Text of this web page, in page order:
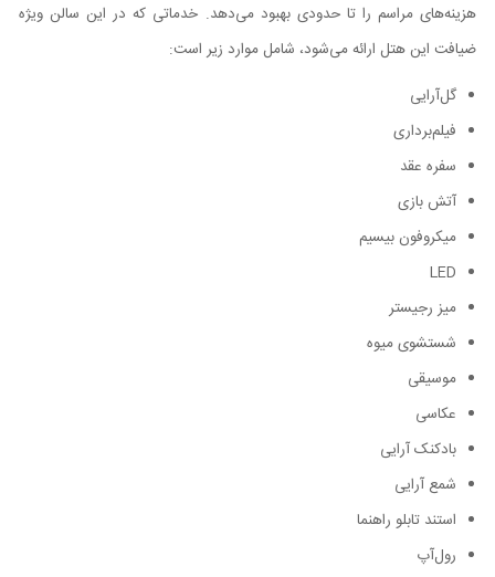
هزینه‌های مراسم را تا حدودی بهبود می‌دهد. خدماتی که در این سالن ویژه
ضیافت این هتل ارائه می‌شود، شامل موارد زیر است:
گل‌آرایی
فیلم‌برداری
سفر‌ه عقد
آتش بازی
میکروفون بیسیم
LED
میز رجیستر
شستشوی میوه
موسیقی
عکاسی
بادکنک آرایی
شمع آرایی
استند تابلو راهنما
رول‌آپ